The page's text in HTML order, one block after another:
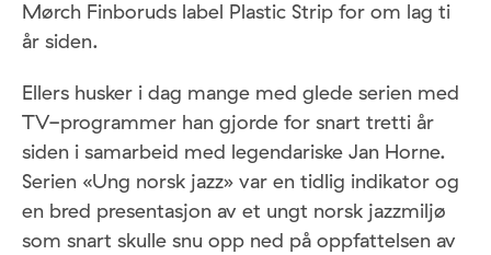
Mørch Finboruds label Plastic Strip for om lag ti
år siden.
Ellers husker i dag mange med glede serien med
TV-programmer han gjorde for snart tretti år
siden i samarbeid med legendariske Jan Horne.
Serien «Ung norsk jazz» var en tidlig indikator og
en bred presentasjon av et ungt norsk jazzmiljø
som snart skulle snu opp ned på oppfattelsen av